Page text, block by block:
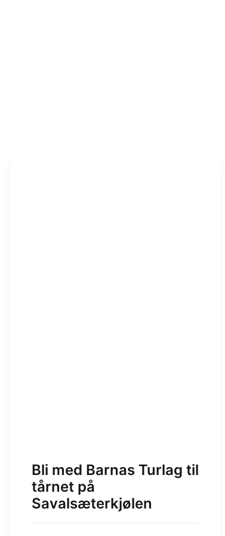
Bli med Barnas Turlag til
tårnet på
Savalsæterkjølen